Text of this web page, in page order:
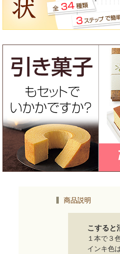
商品説明
こすると
１本で３
インキ色